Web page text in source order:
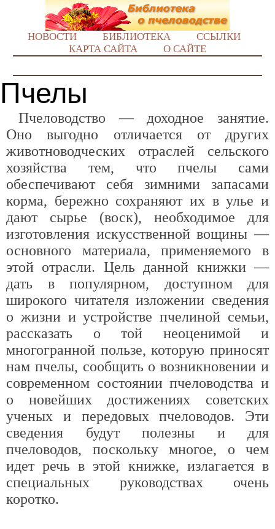
НОВОСТИ БИБЛИОТЕКА
ССЫЛКИ
КАРТА САЙТА
О САЙТЕ
Пчелы
Пчеловодство — доходное занятие.
Оно выгодно отличается от других
животноводческих отраслей сельского
хозяйства тем, что пчелы сами
обеспечивают себя зимними запасами
корма, бережно сохраняют их в улье и
дают сырье (воск), необходимое для
изготовления искусственной вощины —
основного материала, применяемого в
этой отрасли. Цель данной книжки —
дать в популярном, доступном для
широкого читателя изложении сведения
о жизни и устройстве пчелиной семьи,
рассказать о той неоценимой и
многогранной пользе, которую приносят
нам пчелы, сообщить о возникновении и
современном состоянии пчеловодства и
о новейших достижениях советских
ученых и передовых пчеловодов. Эти
сведения будут полезны и для
пчеловодов, поскольку многое, о чем
идет речь в этой книжке, излагается в
специальных руководствах очень
коротко.